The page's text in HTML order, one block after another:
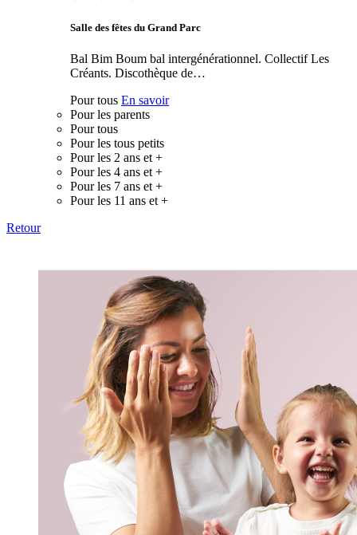
Salle des fêtes du Grand Parc
Bal Bim Boum bal intergénérationnel. Collectif Les
Créants. Discothèque de…
Pour tous En savoir
Pour les parents
Pour tous
Pour les tous petits
Pour les 2 ans et +
Pour les 4 ans et +
Pour les 7 ans et +
Pour les 11 ans et +
Retour